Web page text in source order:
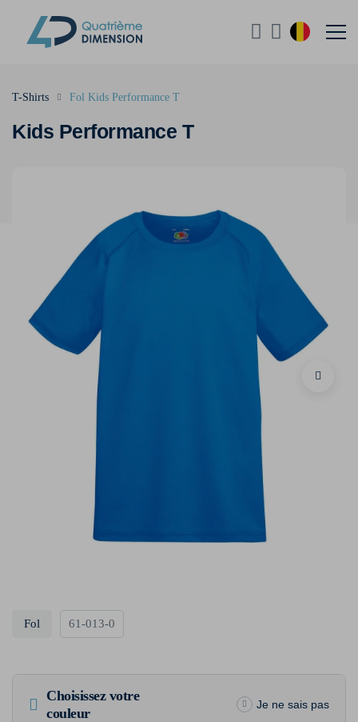
Kids Performance T
T-Shirts Fol Kids Performance T
Fol 61-013-0
Choisissez votre
couleur
Je ne sais pas